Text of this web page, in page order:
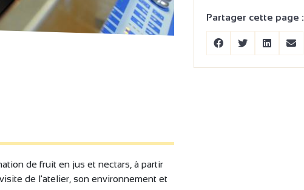
Partager cette page :
de fruit en jus et nectars, à partir
de l'atelier, son environnement et